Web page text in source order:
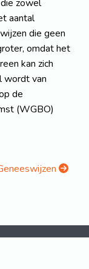
zowel
aantal
die geen
omdat het
kan zich
wordt van
de
(WGBO)